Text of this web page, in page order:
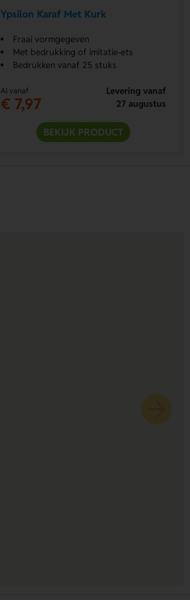
Ypsilon Karaf Met Kurk
Fraai vormgegeven
Met bedrukking of imitatie-ets
Bedrukken vanaf 25 stuks
Al vanaf
€ 7,97
Levering vanaf
27 augustus
BEKIJK PRODUCT